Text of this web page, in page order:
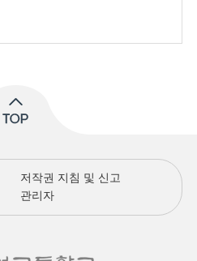
저작권 지침 및 신고
관리자